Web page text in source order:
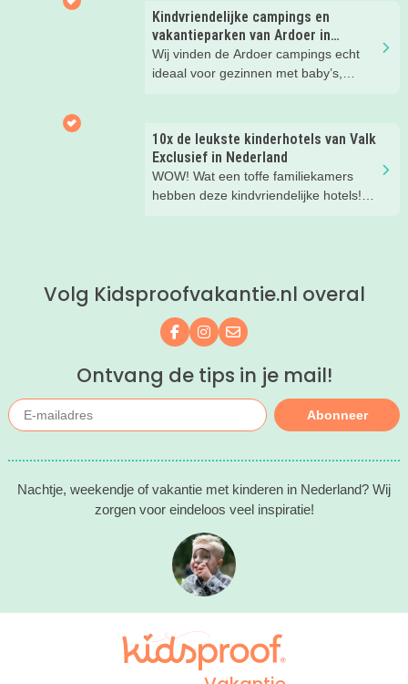
ontspannen met een lekkere lunch op
het strand en een duik in zee. Heerlijk!
Kindvriendelijke campings en
vakantieparken van Ardoer in
Nederland
Wij vinden de Ardoer campings echt
ideaal voor gezinnen met baby’s,
10x de leukste kinderhotels van Valk
Exclusief in Nederland
WOW! Wat een toffe familiekamers
hebben deze kindvriendelijke hotels!
kind(eren).
Volg Kidsproofvakantie.nl overal
Volg ons op Facebook
Volg ons op Instagram
Mail ons
Ontvang de tips in je mail!
Abonneer
Nachtje, weekendje of vakantie met kinderen in Nederland? Wij
zorgen voor eindeloos veel inspiratie!